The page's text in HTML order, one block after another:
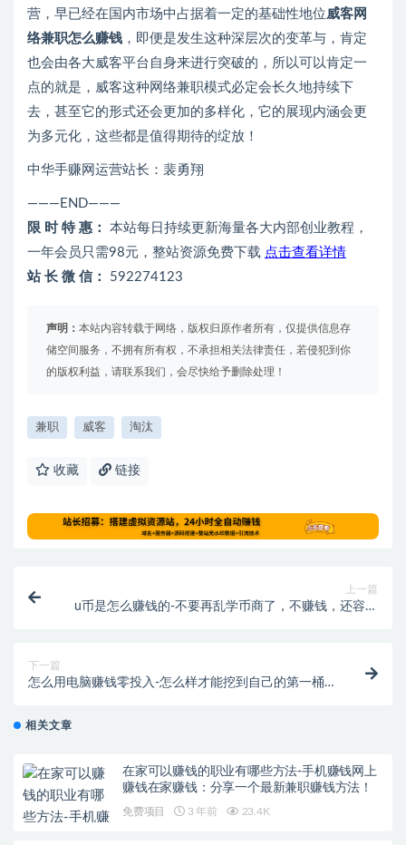
营，早已经在国内市场中占据着一定的基础性地位威客网
络兼职怎么赚钱 ，即便是发生这种深层次的变革与，肯定
也会由各大威客平台自身来进行突破的，所以可以肯定一
点的就是，威客这种网络兼职模式必定会长久地持续下
去，甚至它的形式还会更加的多样化，它的展现内涵会更
为多元化，这些都是值得期待的绽放！
中华手赚网运营站长：裴勇翔
———END———
限 时 特 惠： 本站每日持续更新海量各大内部创业教程，
一年会员只需98元，整站资源免费下载 点击查看详情
站 长 微 信： 592274123
声明： 本站内容转载于网络，版权归原作者所有，仅提供信息存
储空间服务，不拥有所有权，不承担相关法律责任，若侵犯到你
的版权利益，请联系我们，会尽快给予删除处理！
兼职 威客 淘汰
收藏 链接
上一篇
u币是怎么赚钱的-不要再乱学币商了，不赚钱，还容易
下一篇
怎么用电脑赚钱零投入-怎么样才能挖到自己的第一桶
相关文章
在家可以赚钱的职业有哪些方法-手机赚钱网上
赚钱在家赚钱：分享一个最新兼职赚钱方法！
免费项目 3 年前 23.4K